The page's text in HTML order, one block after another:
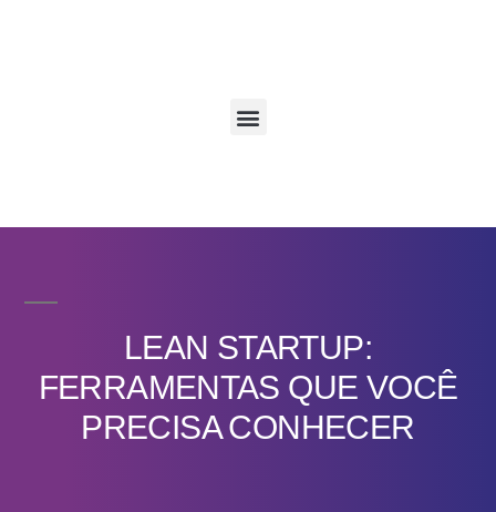
LEAN STARTUP:
FERRAMENTAS QUE VOCÊ
PRECISA CONHECER